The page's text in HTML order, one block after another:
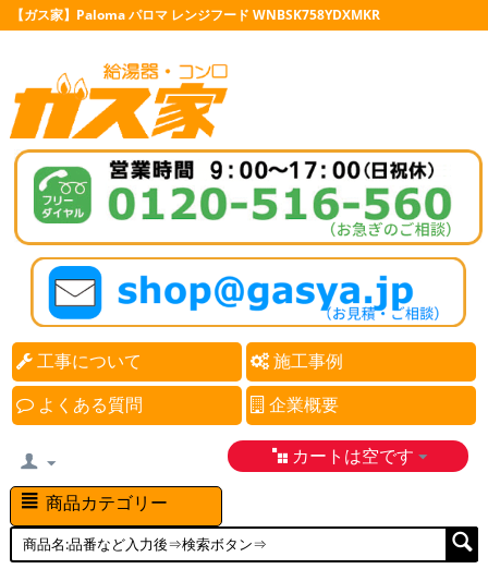
【ガス家】Paloma パロマ レンジフード WNBSK758YDXMKR
工事について 施工事例
よくある質問 企業概要
カートは空です
商品カテゴリー